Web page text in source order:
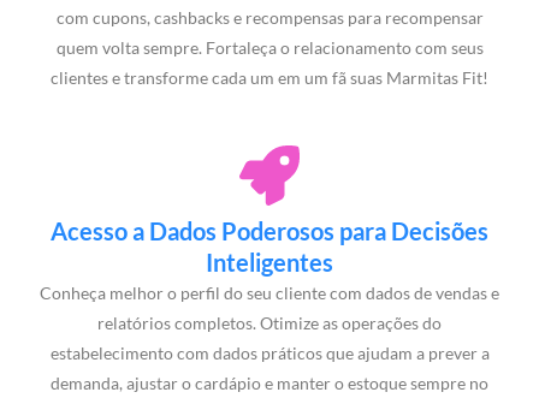
com cupons, cashbacks e recompensas para recompensar
quem volta sempre. Fortaleça o relacionamento com seus
clientes e transforme cada um em um fã suas Marmitas Fit!
Acesso a Dados Poderosos para Decisões
Inteligentes
Conheça melhor o perfil do seu cliente com dados de vendas e
relatórios completos. Otimize as operações do
estabelecimento com dados práticos que ajudam a prever a
demanda, ajustar o cardápio e manter o estoque sempre no